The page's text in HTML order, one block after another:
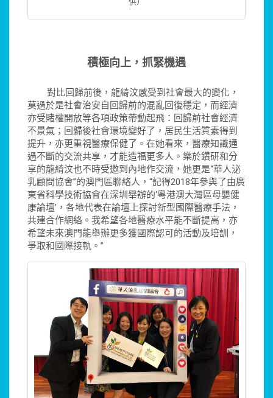
積極向上，抓緊機遇
對比回歸前後，龍綺汶感受到社會最大的變化，
莫過於是社會治安自回歸前的混亂回復穩定，而經濟
亦受賭權開放等各項政策帶動起飛：回歸前社會經濟
不景氣；回歸後社會環境變好了，居民生活質素得到
提升，亦更重視醫療保健了。在她看來，醫療知識通
過不斷的交流共享，才能造福更多人。樂於鑽研和分
享的龍綺汶也不時受邀到內地作交流，她更是“華人泌
乳顧問協會”的澳門區聯絡人，“記得2018年參與了由廣
東省科學技術協會在深圳舉辦的‘粵港澳大灣區母嬰健
康論壇’，各地代表在論壇上探討新型國際醫療手法，
共建合作網絡。我希望各地醫療水平能不斷提高，亦
希望未來澳門能舉辦更多獲國際認可的活動及培訓，
爭取和國際接軌。”